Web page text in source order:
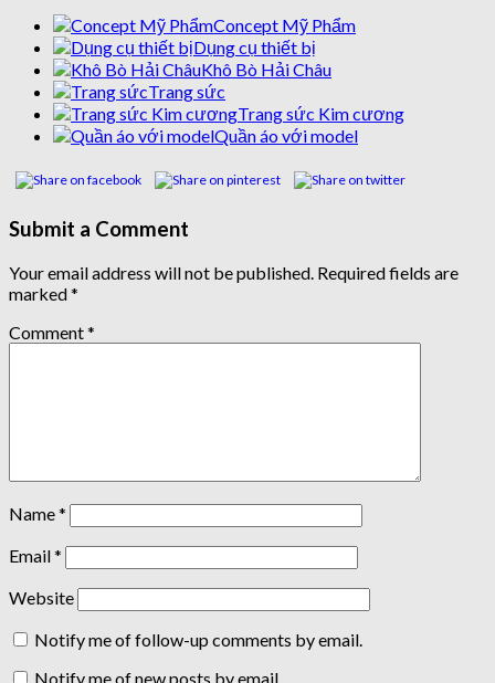
Concept Mỹ Phẩm
Dụng cụ thiết bị
Khô Bò Hải Châu
Trang sức
Trang sức Kim cương
Quần áo với model
Submit a Comment
Your email address will not be published. Required fields are
marked*
Comment*
Name*
Email*
Website
Notify me of follow-up comments by email.
Notify me of new posts by email.